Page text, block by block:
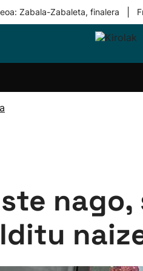
Zabala-Zabaleta, finalera
Taldeak